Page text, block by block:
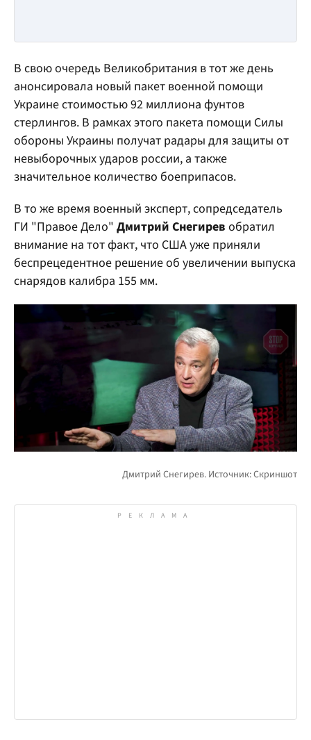
В свою очередь Великобритания в тот же день
анонсировала новый пакет военной помощи
Украине стоимостью 92 миллиона фунтов
стерлингов. В рамках этого пакета помощи Силы
обороны Украины получат радары для защиты от
невыборочных ударов россии, а также
значительное количество боеприпасов.
В то же время военный эксперт, сопредседатель
ГИ "Правое Дело" Дмитрий Снегирев обратил
внимание на тот факт, что США уже приняли
беспрецедентное решение об увеличении выпуска
снарядов калибра 155 мм.